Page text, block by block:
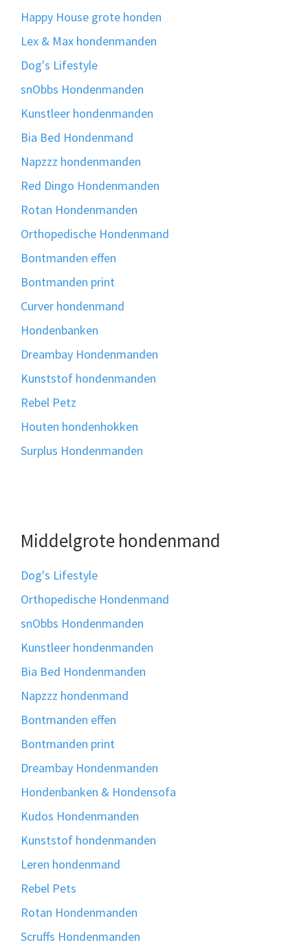
Happy House grote honden
Lex & Max hondenmanden
Dog's Lifestyle
snObbs Hondenmanden
Kunstleer hondenmanden
Bia Bed Hondenmand
Napzzz hondenmanden
Red Dingo Hondenmanden
Rotan Hondenmanden
Orthopedische Hondenmand
Bontmanden effen
Bontmanden print
Curver hondenmand
Hondenbanken
Dreambay Hondenmanden
Kunststof hondenmanden
Rebel Petz
Houten hondenhokken
Surplus Hondenmanden
Middelgrote hondenmand
Dog's Lifestyle
Orthopedische Hondenmand
snObbs Hondenmanden
Kunstleer hondenmanden
Bia Bed Hondenmanden
Napzzz hondenmand
Bontmanden effen
Bontmanden print
Dreambay Hondenmanden
Hondenbanken & Hondensofa
Kudos Hondenmanden
Kunststof hondenmanden
Leren hondenmand
Rebel Pets
Rotan Hondenmanden
Scruffs Hondenmanden